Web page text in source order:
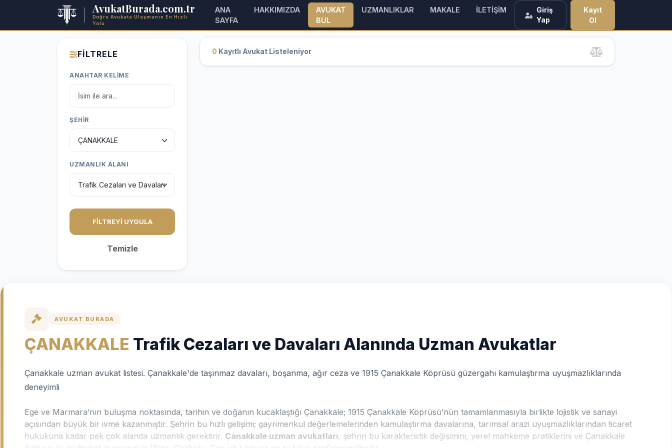
AvukatBurada.com.tr
Doğru Avukata Ulaşmanın En Hızlı
Yolu
ANA
SAYFA
HAKKIMIZDA
AVUKAT
BUL
UZMANLIKLAR MAKALE İLETİŞİM
Giriş
Yap
Kayıt
Ol
FİLTRELE
ANAHTAR KELİME
ŞEHİR
UZMANLIK ALANI
FİLTREYİ UYGULA
Temizle
0 Kayıtlı Avukat Listeleniyor
AVUKAT BURADA
ÇANAKKALE Trafik Cezaları ve Davaları Alanında Uzman Avukatlar
Çanakkale uzman avukat listesi. Çanakkale'de taşınmaz davaları, boşanma, ağır ceza ve 1915 Çanakkale Köprüsü güzergahı kamulaştırma uyuşmazlıklarında
deneyimli
Ege ve Marmara’nın buluşma noktasında, tarihin ve doğanın kucaklaştığı Çanakkale; 1915 Çanakkale Köprüsü’nün tamamlanmasıyla birlikte lojistik ve sanayi
açısından büyük bir ivme kazanmıştır. Şehrin bu hızlı gelişimi; gayrimenkul değerlemelerinden kamulaştırma davalarına, tarımsal arazi uyuşmazlıklarından ticaret
hukukuna kadar pek çok alanda uzmanlık gerektirir. Çanakkale uzman avukatları, şehrin bu karakteristik değişimini, yerel mahkeme pratiklerini ve Çanakkale